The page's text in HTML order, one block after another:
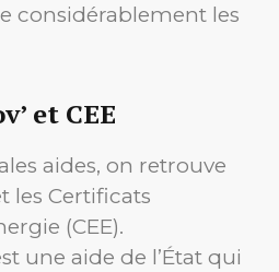
considérablement les
et CEE
aides, on retrouve
les Certificats
(CEE).
une aide de l’État qui